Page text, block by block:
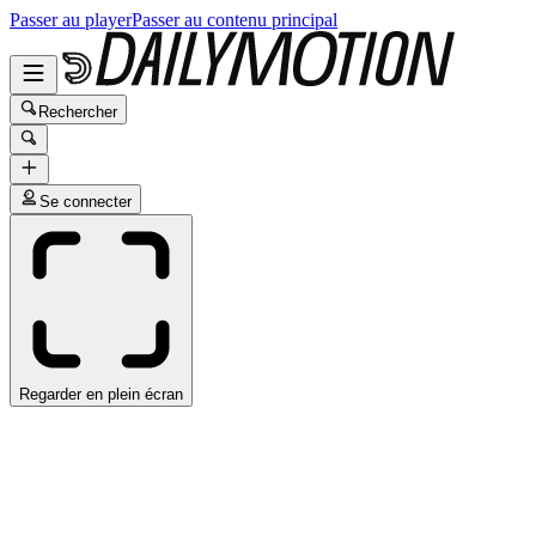
Passer au playerPasser au contenu principal
Rechercher
Se connecter
Regarder en plein écran